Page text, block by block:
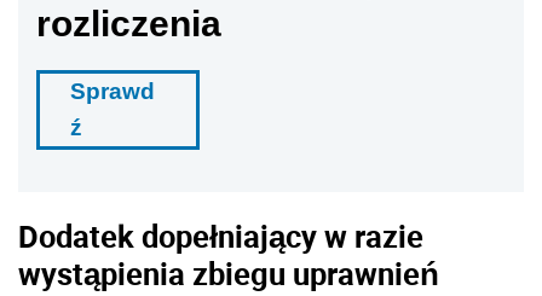
rozliczenia
Sprawd
ź
Dodatek dopełniający w razie
wystąpienia zbiegu uprawnień